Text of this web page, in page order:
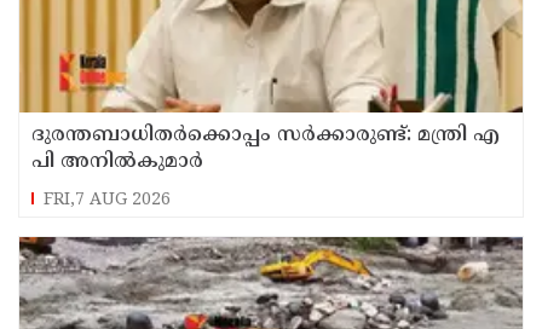
ദുരന്തബാധിതര്‍ക്കൊപ്പം സര്‍ക്കാരുണ്ട്: മന്ത്രി എ
പി അനില്‍കുമാര്‍
FRI,7 AUG 2026